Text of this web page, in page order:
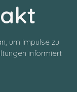
um Impulse zu
informiert